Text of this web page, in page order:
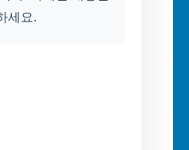
세요.